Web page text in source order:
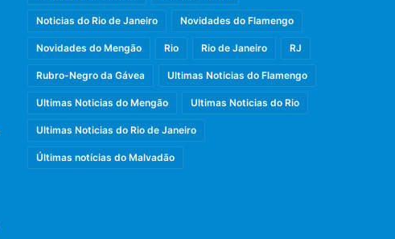
Noticias do Rio de Janeiro Novidades do Flamengo
Novidades do Mengão Rio Rio de Janeiro RJ
Rubro-Negro da Gávea Ultimas Noticias do Flamengo
Ultimas Noticias do Mengão Ultimas Noticias do Rio
Ultimas Noticias do Rio de Janeiro
Últimas notícias do Malvadão